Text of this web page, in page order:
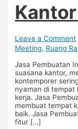
Leave a Comment
Meeting, Ruang
Jasa Pembuatan
suasana kantor,
kontemporer
nyaman di tempat
kerja. Jasa
membuat tempat
baik. Jasa
fitur […]